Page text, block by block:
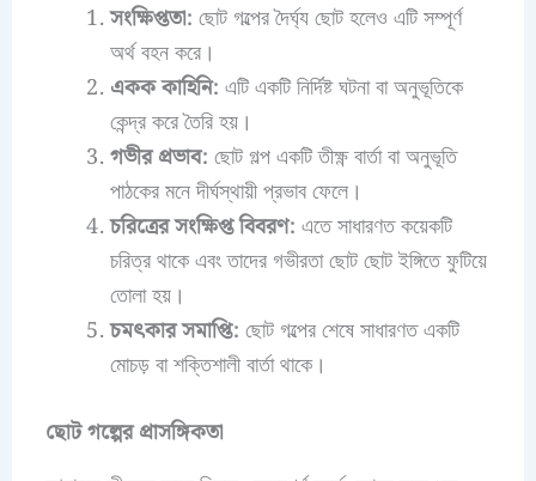
সংক্ষিপ্ততা: ছোট গল্পের দৈর্ঘ্য ছোট হলেও এটি সম্পূর্ণ
অর্থ বহন করে।
একক কাহিনি: এটি একটি নির্দিষ্ট ঘটনা বা অনুভূতিকে
কেন্দ্র করে তৈরি হয়।
গভীর প্রভাব: ছোট গল্প একটি তীক্ষ্ণ বার্তা বা অনুভূতি
পাঠকের মনে দীর্ঘস্থায়ী প্রভাব ফেলে।
চরিত্রের সংক্ষিপ্ত বিবরণ: এতে সাধারণত কয়েকটি
চরিত্র থাকে এবং তাদের গভীরতা ছোট ছোট ইঙ্গিতে ফুটিয়ে
তোলা হয়।
চমৎকার সমাপ্তি: ছোট গল্পের শেষে সাধারণত একটি
মোচড় বা শক্তিশালী বার্তা থাকে।
ছোট গল্পের প্রাসঙ্গিকতা